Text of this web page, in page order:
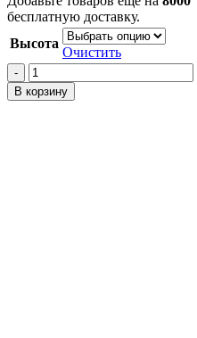
бесплатную доставку.
Высота
Очистить
Количество
товара
Проставки
В корзину